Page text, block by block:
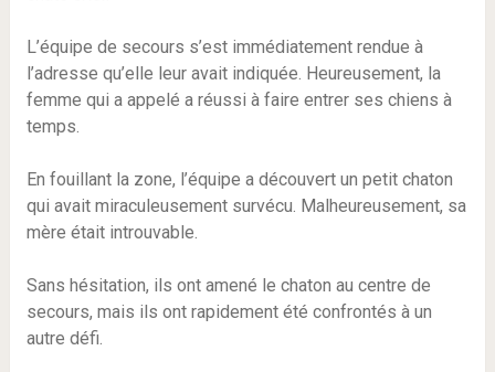
L’équipe de secours s’est immédiatement rendue à
l’adresse qu’elle leur avait indiquée. Heureusement, la
femme qui a appelé a réussi à faire entrer ses chiens à
temps.
En fouillant la zone, l’équipe a découvert un petit chaton
qui avait miraculeusement survécu. Malheureusement, sa
mère était introuvable.
Sans hésitation, ils ont amené le chaton au centre de
secours, mais ils ont rapidement été confrontés à un
autre défi.